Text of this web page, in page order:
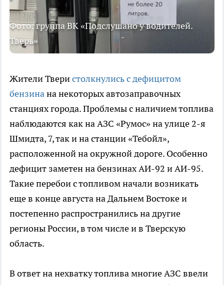
Фото: группа ВК «Подслушано у водителей.
Тверь»
Жители Тверистолкнулись с дефицитом
бензинана некоторых автозаправочных
станциях города. Проблемы с наличием топлива
наблюдаются как на АЗС «Румос» на улице 2-я
Шмидта, 7, так и на станции «Тебойл»,
расположенной на окружной дороге. Особенно
дефицит заметен на бензинах АИ-92 и АИ-95.
Такие перебои с топливом начали возникать
еще в конце августа на Дальнем Востоке и
постепенно распространились на другие
регионы России, в том числе и в Тверскую
область.
В ответ на нехватку топлива многие АЗС ввели